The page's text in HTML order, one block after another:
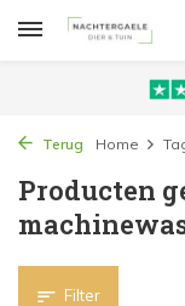
Terug Home
Producten
Filter